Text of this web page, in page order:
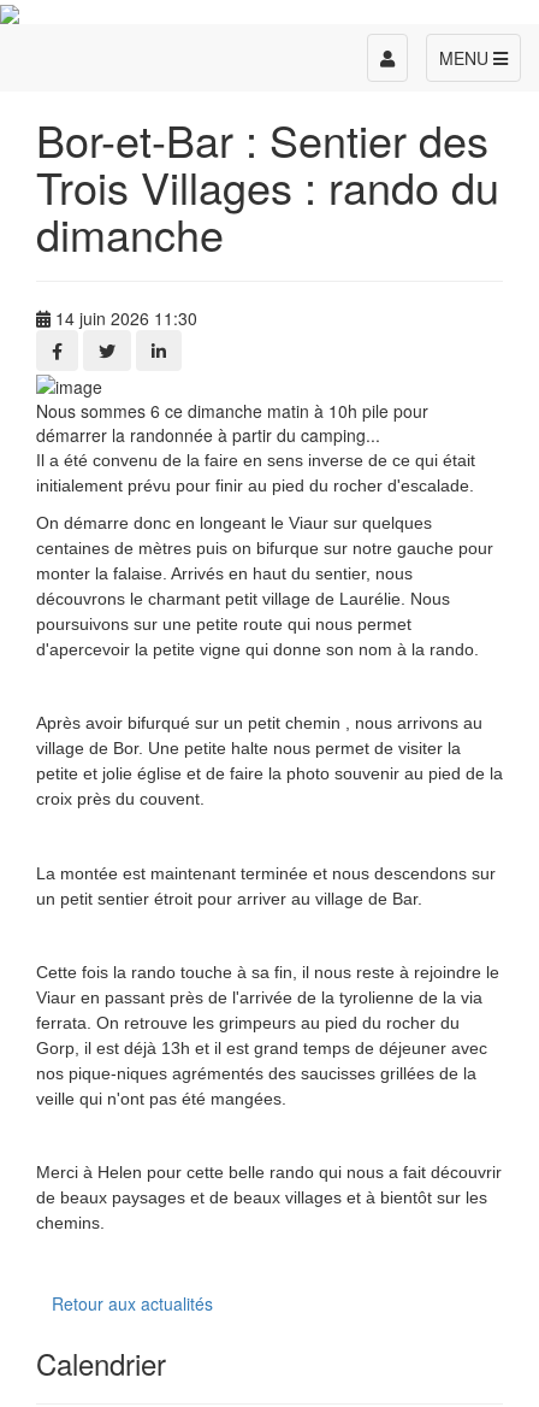
MENU
Toggle
navigation
Bor-et-Bar : Sentier des
Trois Villages : rando du
dimanche
14 juin 2026 11:30
Nous sommes 6 ce dimanche matin à 10h pile pour
démarrer la randonnée à partir du camping...
Il a été convenu de la faire en sens inverse de ce qui était
initialement prévu pour finir au pied du rocher d'escalade.
On démarre donc en longeant le Viaur sur quelques
centaines de mètres puis on bifurque sur notre gauche pour
monter la falaise. Arrivés en haut du sentier, nous
découvrons le charmant petit village de Laurélie. Nous
poursuivons sur une petite route qui nous permet
d'apercevoir la petite vigne qui donne son nom à la rando.
Après avoir bifurqué sur un petit chemin , nous arrivons au
village de Bor. Une petite halte nous permet de visiter la
petite et jolie église et de faire la photo souvenir au pied de la
croix près du couvent.
La montée est maintenant terminée et nous descendons sur
un petit sentier étroit pour arriver au village de Bar.
Cette fois la rando touche à sa fin, il nous reste à rejoindre le
Viaur en passant près de l'arrivée de la tyrolienne de la via
ferrata. On retrouve les grimpeurs au pied du rocher du
Gorp, il est déjà 13h et il est grand temps de déjeuner avec
nos pique-niques agrémentés des saucisses grillées de la
veille qui n'ont pas été mangées.
Merci à Helen pour cette belle rando qui nous a fait découvrir
de beaux paysages et de beaux villages et à bientôt sur les
chemins.
Retour aux actualités
Calendrier